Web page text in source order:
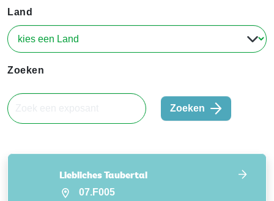
Land
Zoeken
Zoeken
Liebliches Taubertal
07.F005